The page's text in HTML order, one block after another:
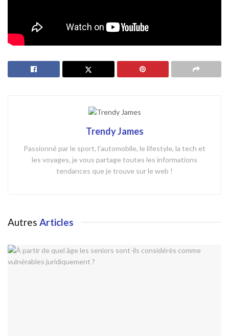
Trendy James
Passionné par le sport, l'automobile, le lifestyle, la tech et
les voyages, je vous partage toutes les informations
tendances que je trouve sur le web !
Autres Articles